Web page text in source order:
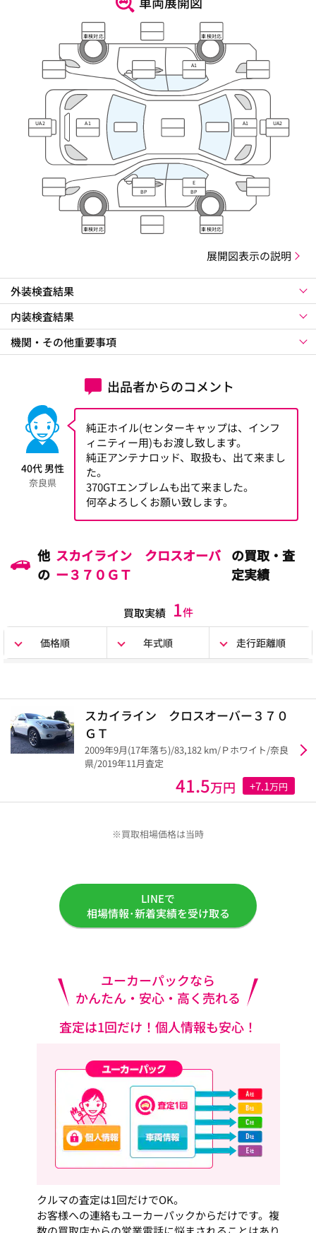
車検対応 車検対応
A1
UA2 A1 A1 UA2
BP
E
BP
車検対応 車検対応
展開図表示の説明
外装検査結果
内装検査結果
機関・その他重要事項
出品者からのコメント
40代 男性
奈良県
純正ホイル(センターキャップは、インフ
ィニティー用)もお渡し致します。
純正アンテナロッド、取扱も、出て来まし
た。
370GTエンブレムも出て来ました。
何卒よろしくお願い致します。
他
の
スカイライン クロスオーバ
ー３７０ＧＴ
の買取・査
定実績
買取実績 1件
価格順 年式順 走行距離順
スカイライン クロスオーバー３７０
ＧＴ
2009年9月(17年落ち)/83,182 km/Ｐホワイト/奈良
県/2019年11月査定
41.5万円 +7.1万円
※買取相場価格は当時
LINEで
相場情報･新着実績を受け取る
ユーカーパックなら
かんたん・安心・高く売れる
査定は1回だけ！個人情報も安心！
クルマの査定は1回だけでOK。
お客様への連絡もユーカーパックからだけです。複